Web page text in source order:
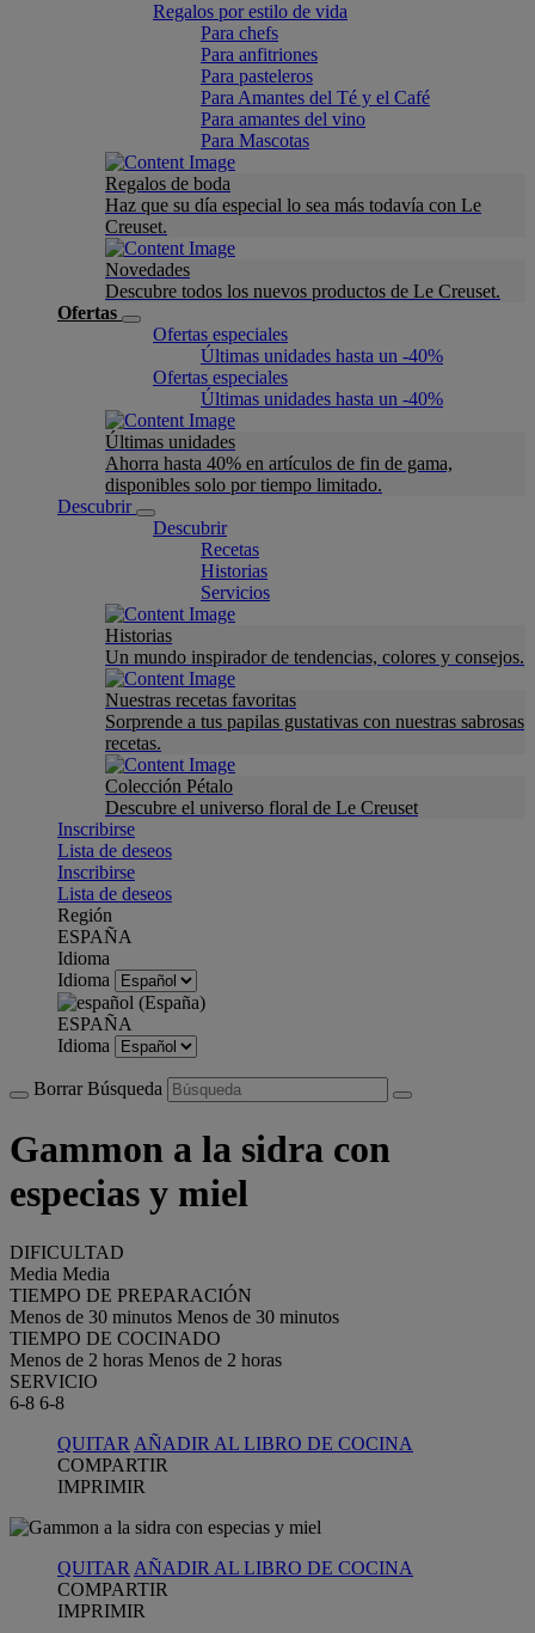
Regalos por estilo de vida
Para chefs
Para anfitriones
Para pasteleros
Para Amantes del Té y el Café
Para amantes del vino
Para Mascotas
Regalos de boda
Haz que su día especial lo sea más todavía con Le
Creuset.
Novedades
Descubre todos los nuevos productos de Le Creuset.
Ofertas
Ofertas especiales
Últimas unidades hasta un -40%
Ofertas especiales
Últimas unidades hasta un -40%
Últimas unidades
Ahorra hasta 40% en artículos de fin de gama,
disponibles solo por tiempo limitado.
Descubrir
Descubrir
Recetas
Historias
Servicios
Historias
Un mundo inspirador de tendencias, colores y consejos.
Nuestras recetas favoritas
Sorprende a tus papilas gustativas con nuestras sabrosas
recetas.
Colección Pétalo
Descubre el universo floral de Le Creuset
Inscribirse
Lista de deseos
Inscribirse
Lista de deseos
Región
ESPAÑA
Idioma
Idioma
ESPAÑA
Idioma
Borrar Búsqueda
Gammon a la sidra con
especias y miel
DIFICULTAD
Media Media
TIEMPO DE PREPARACIÓN
Menos de 30 minutos Menos de 30 minutos
TIEMPO DE COCINADO
Menos de 2 horas Menos de 2 horas
SERVICIO
6-8 6-8
QUITAR AÑADIR AL LIBRO DE COCINA
COMPARTIR
IMPRIMIR
QUITAR AÑADIR AL LIBRO DE COCINA
COMPARTIR
IMPRIMIR